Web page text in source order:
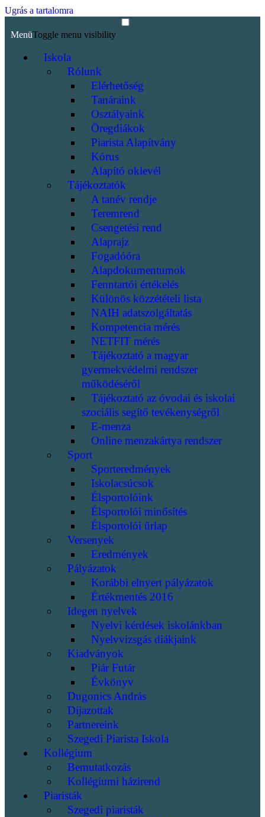
Ugrás a tartalomra
MenüToggle menu visibility
Iskola
Rólunk
Elérhetőség
Tanáraink
Osztályaink
Öregdiákok
Piarista Alapítvány
Kórus
Alapító oklevél
Tájékoztatók
A tanév rendje
Teremrend
Csengetési rend
Alaprajz
Fogadóóra
Alapdokumentumok
Fenntartói értékelés
Különös közzétételi lista
NAIH adatszolgáltatás
Kompetencia mérés
NETFIT mérés
Tájékoztató a magyar
gyermekvédelmi rendszer
működéséről
Tájékoztató az óvodai és iskolai
szociális segítő tevékenységről
E-menza
Online menzakártya rendszer
Sport
Sporteredmények
Iskolacsúcsok
Élsportolóink
Élsportolói minősítés
Élsportolói űrlap
Versenyek
Eredmények
Pályázatok
Korábbi elnyert pályázatok
Értékmentés 2016
Idegen nyelvek
Nyelvi kérdések iskolánkban
Nyelvvizsgás diákjaink
Kiadványok
Piár Futár
Évkönyv
Dugonics András
Díjazottak
Partnereink
Szegedi Piarista Iskola
Kollégium
Bemutatkozás
Kollégiumi házirend
Piaristák
Szegedi piaristák